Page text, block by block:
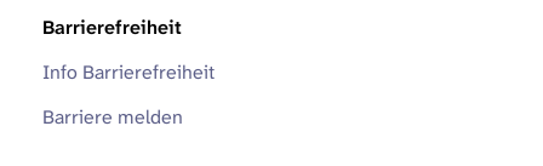
Barrierefreiheit
Info Barrierefreiheit
Barriere melden